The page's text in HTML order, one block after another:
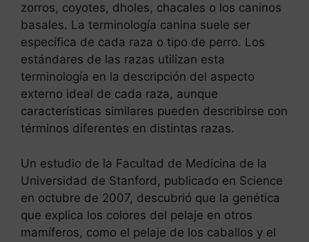
zorros, coyotes, dholes, chacales o los caninos
basales. La terminología canina suele ser
específica de cada raza o tipo de perro. Los
estándares de las razas utilizan esta
terminología en la descripción del aspecto
externo ideal de cada raza, aunque
características similares pueden describirse con
términos diferentes en distintas razas.
Un estudio de la Facultad de Medicina de la
Universidad de Stanford, publicado en Science
en octubre de 2007, descubrió que la genética
que explica los colores del pelaje en otros
mamíferos, como el pelaje de los caballos y el